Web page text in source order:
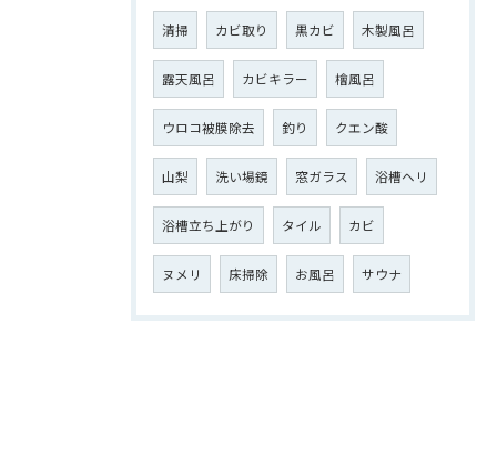
清掃 カビ取り 黒カビ 木製風呂
露天風呂 カビキラー 檜風呂
ウロコ被膜除去 釣り クエン酸
山梨 洗い場鏡 窓ガラス 浴槽ヘリ
浴槽立ち上がり タイル カビ
ヌメリ 床掃除 お風呂 サウナ